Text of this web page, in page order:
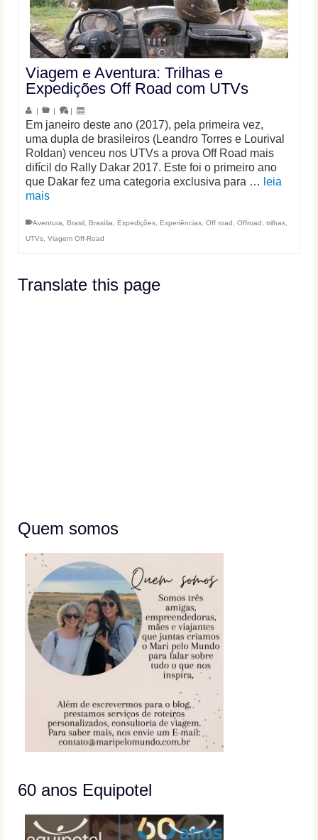
Viagem e Aventura: Trilhas e
Expedições Off Road com UTVs
| | |
Em janeiro deste ano (2017), pela primeira vez,
uma dupla de brasileiros (Leandro Torres e Lourival
Roldan) venceu nos UTVs a prova Off Road mais
difícil do Rally Dakar 2017. Este foi o primeiro ano
que Dakar fez uma categoria exclusiva para … leia
mais
Aventura Brasil Brasília Expedições Experiências Off road Offroad trilhas
UTVs Viagem Off-Road
Translate this page
Quem somos
60 anos Equipotel